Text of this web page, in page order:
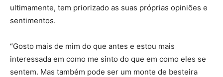
ultimamente, tem priorizado as suas próprias opiniões e
sentimentos.
“Gosto mais de mim do que antes e estou mais
interessada em como me sinto do que em como eles se
sentem. Mas também pode ser um monte de besteira